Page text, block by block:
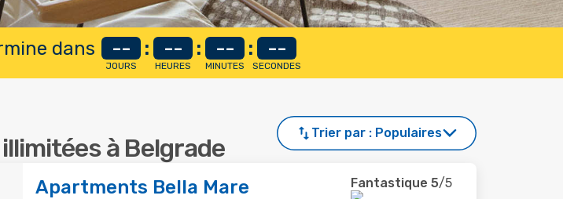
dans --
JOURS
: --
HEURES
: --
MINUTES
: --
SECONDES
à Belgrade
Trier par : Populaires
Apartments Bella Mare
Fantastique 5/5